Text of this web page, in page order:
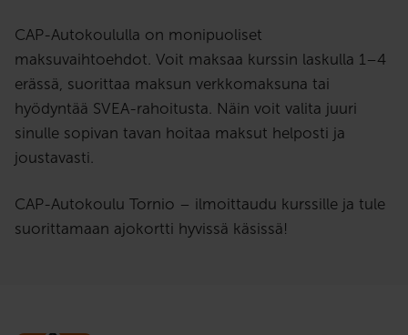
CAP-Autokoululla on monipuoliset
maksuvaihtoehdot. Voit maksaa kurssin laskulla 1–4
erässä, suorittaa maksun verkkomaksuna tai
hyödyntää SVEA-rahoitusta. Näin voit valita juuri
sinulle sopivan tavan hoitaa maksut helposti ja
joustavasti.
CAP-Autokoulu Tornio – ilmoittaudu kurssille ja tule
suorittamaan ajokortti hyvissä käsissä!